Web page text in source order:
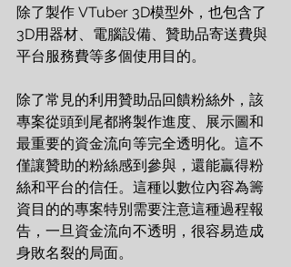
除了製作 VTuber 3D模型外，也包含了
3D用器材、電腦設備、贊助品寄送費與
平台服務費等多個使用目的。
除了常見的利用贊助品回饋粉絲外，該
專案從頭到尾都將製作進度、展示圖和
最重要的資金流向等完全透明化。這不
僅讓贊助的粉絲感到參與，還能贏得粉
絲和平台的信任。這種以數位內容為籌
資目的的專案特別需要注意這種過程報
告，一旦資金流向不透明，很容易造成
身敗名裂的局面。